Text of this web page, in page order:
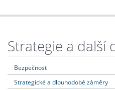
Strategie a další
Bezpečnost
Strategické a dlouhodobé záměry